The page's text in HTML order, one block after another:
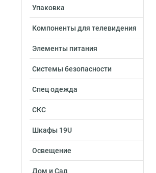
Упаковка
Компоненты для телевидения
Элементы питания
Системы безопасности
Спец одежда
СКС
Шкафы 19U
Освещение
Дом и Сад